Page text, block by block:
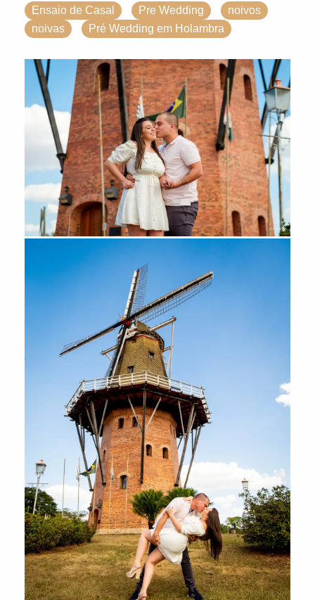
Ensaio de Casal Pre Wedding
noivos
noivas
Pré Wedding em Holambra